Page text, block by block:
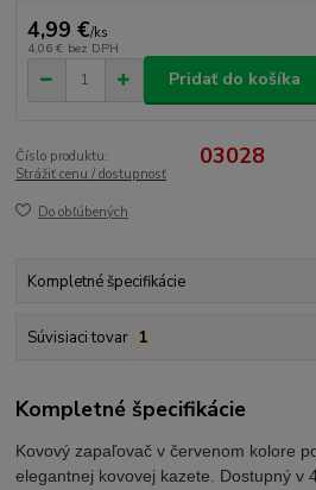
4,99 €/ks
4,06 € bez DPH
Pridať do košíka
Číslo produktu: 03028
Strážiť cenu / dostupnosť
Do obľúbených
Kompletné špecifikácie
Súvisiaci tovar 1
Kompletné špecifikácie
Kovový zapaľovač v červenom kolore
elegantnej kovovej kazete. Dostupný v